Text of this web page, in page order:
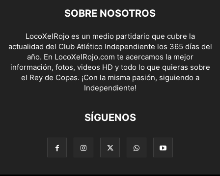
SOBRE NOSOTROS
LocoXelRojo es un medio partidario que cubre la
actualidad del Club Atlético Independiente los 365 días del
año. En LocoXelRojo.com te acercamos la mejor
información, fotos, videos HD y todo lo que quieras sobre
el Rey de Copas. ¡Con la misma pasión, siguiendo a
Independiente!
SÍGUENOS